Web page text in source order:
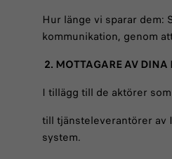
Hur länge vi sparar dem:
kommunikation, genom
2. MOTTAGARE AV DINA
I tillägg till de aktörer
till tjänsteleverantörer av
system.